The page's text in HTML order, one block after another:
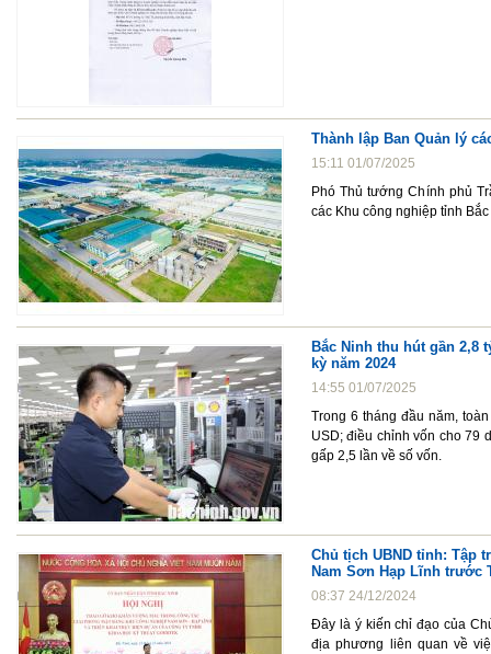
Thành lập Ban Quản lý
15:11 01/07/2025
Phó Thủ tướng Chính phủ
các Khu công nghiệp tỉnh
Bắc Ninh thu hút gần 2,8
kỳ năm 2024
14:55 01/07/2025
Trong 6 tháng đầu năm,
USD; điều chỉnh vốn cho 79
gấp 2,5 lần về số vốn.
Chủ tịch UBND tỉnh: Tập
Nam Sơn Hạp Lĩnh trước
08:37 24/12/2024
Đây là ý kiến chỉ đạo của
địa phương liên quan về